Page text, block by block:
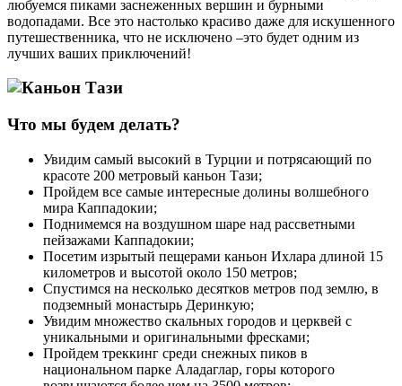
любуемся пиками заснеженных вершин и бурными
водопадами. Все это настолько красиво даже для искушенного
путешественника, что не исключено –это будет одним из
лучших ваших приключений!
Что мы будем делать?
Увидим самый высокий в Турции и потрясающий по
красоте 200 метровый каньон Тази;
Пройдем все самые интересные долины волшебного
мира Каппадокии;
Поднимемся на воздушном шаре над рассветными
пейзажами Каппадокии;
Посетим изрытый пещерами каньон Ихлара длиной 15
километров и высотой около 150 метров;
Спустимся на несколько десятков метров под землю, в
подземный монастырь Деринкую;
Увидим множество скальных городов и церквей с
уникальными и оригинальными фресками;
Пройдем треккинг среди снежных пиков в
национальном парке Аладаглар, горы которого